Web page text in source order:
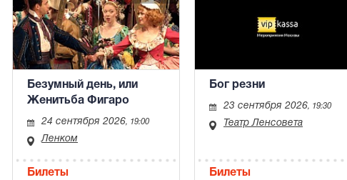
Безумный день, или
Женитьба Фигаро
24 сентября 2026, 19:00
Ленком
Билеты
Бог резни
23 сентября 2026, 19:30
Театр Ленсовета
Билеты